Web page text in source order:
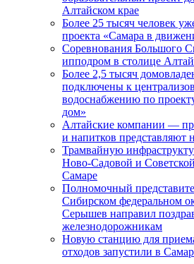
Алтайском крае
Более 25 тысяч человек
проекта «Самара в
Соревнования Большого
ипподром в столице
Более 2,5 тысяч
подключены к
водоснабжению по
дом»
Алтайские компании —
и напитков представляют
Трамвайную
Ново-Садовой и
Самаре
Полномочный
Сибирском федеральном
Серышев направил
железнодорожникам
Новую станцию для
отходов запустили в